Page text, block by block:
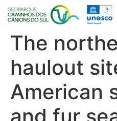
The
haulout
American